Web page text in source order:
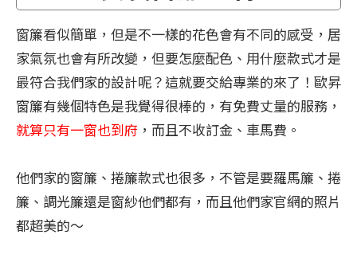
窗簾看似簡單，但是不一樣的花色會有不同的感受，居
家氣氛也會有所改變，但要怎麼配色、用什麼款式才是
最符合我們家的設計呢？這就要交給專業的來了！歐昇
窗簾有幾個特色是我覺得很棒的，有免費丈量的服務，
就算只有一窗也到府 ，而且不收訂金、車馬費。
他們家的窗簾、捲簾款式也很多，不管是要羅馬簾、捲
簾、調光簾還是窗紗他們都有，而且他們家官網的照片
都超美的～